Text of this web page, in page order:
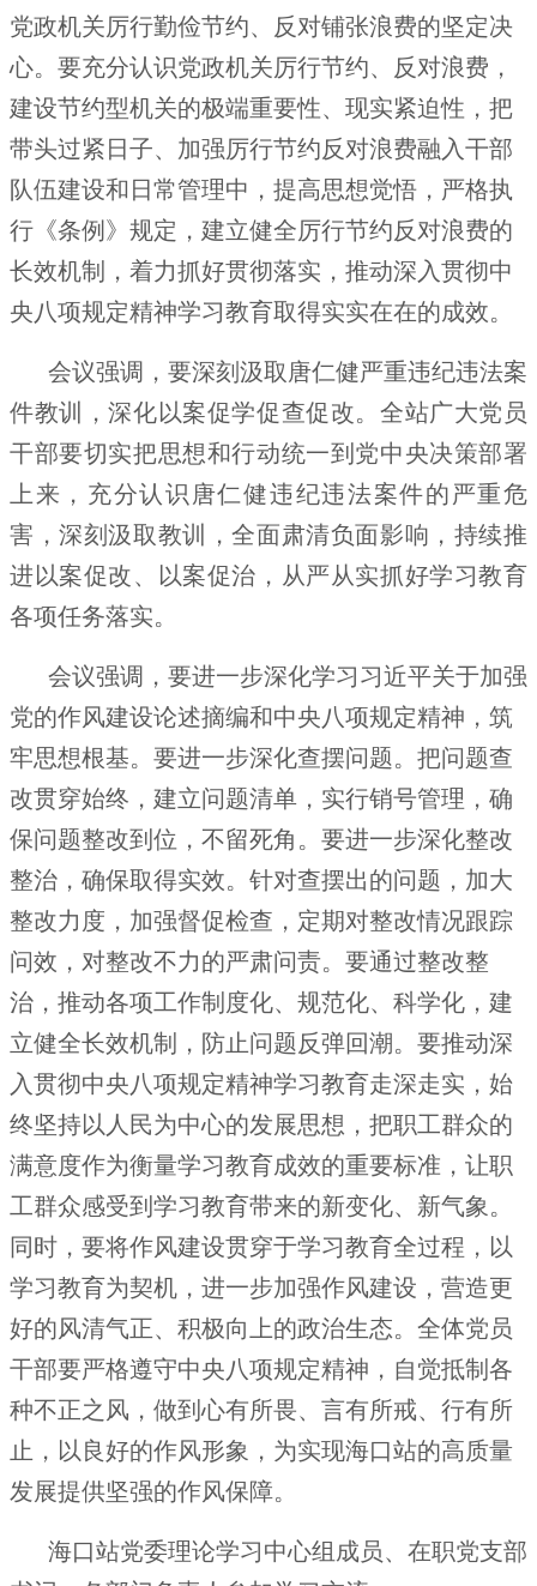
党政机关厉行勤俭节约、反对铺张浪费的坚定决
心。要充分认识党政机关厉行节约、反对浪费，
建设节约型机关的极端重要性、现实紧迫性，把
带头过紧日子、加强厉行节约反对浪费融入干部
队伍建设和日常管理中，提高思想觉悟，严格执
行《条例》规定，建立健全厉行节约反对浪费的
长效机制，着力抓好贯彻落实，推动深入贯彻中
央八项规定精神学习教育取得实实在在的成效。
会议强调，要深刻汲取唐仁健严重违纪违法案
件教训，深化以案促学促查促改。全站广大党员
干部要切实把思想和行动统一到党中央决策部署
上来，充分认识唐仁健违纪违法案件的严重危
害，深刻汲取教训，全面肃清负面影响，持续推
进以案促改、以案促治，从严从实抓好学习教育
各项任务落实。
会议强调，要进一步深化学习习近平关于加强
党的作风建设论述摘编和中央八项规定精神，筑
牢思想根基。要进一步深化查摆问题。把问题查
改贯穿始终，建立问题清单，实行销号管理，确
保问题整改到位，不留死角。要进一步深化整改
整治，确保取得实效。针对查摆出的问题，加大
整改力度，加强督促检查，定期对整改情况跟踪
问效，对整改不力的严肃问责。要通过整改整
治，推动各项工作制度化、规范化、科学化，建
立健全长效机制，防止问题反弹回潮。要推动深
入贯彻中央八项规定精神学习教育走深走实，始
终坚持以人民为中心的发展思想，把职工群众的
满意度作为衡量学习教育成效的重要标准，让职
工群众感受到学习教育带来的新变化、新气象。
同时，要将作风建设贯穿于学习教育全过程，以
学习教育为契机，进一步加强作风建设，营造更
好的风清气正、积极向上的政治生态。全体党员
干部要严格遵守中央八项规定精神，自觉抵制各
种不正之风，做到心有所畏、言有所戒、行有所
止，以良好的作风形象，为实现海口站的高质量
发展提供坚强的作风保障。
海口站党委理论学习中心组成员、在职党支部